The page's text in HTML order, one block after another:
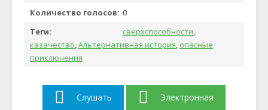
Количество голосов: 0
Теги:
сверхспособности,
казачество,Альтернативная история, опасные
приключения
Слушать Электронная